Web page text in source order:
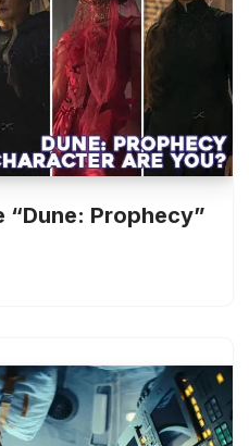
“Dune: Prophecy”